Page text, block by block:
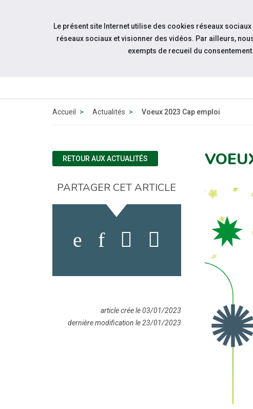
Aller au contenu
Accueil Actualités Voeux 2023 Cap emploi
RETOUR AUX ACTUALITÉS
PARTAGER CET ARTICLE
article crée le 03/01/2023
dernière modification le 23/01/2023
Le présent site Internet utilise des cookies réseaux
réseaux sociaux et visionner des vidéos. Par ailleurs,
exempts de recueil du